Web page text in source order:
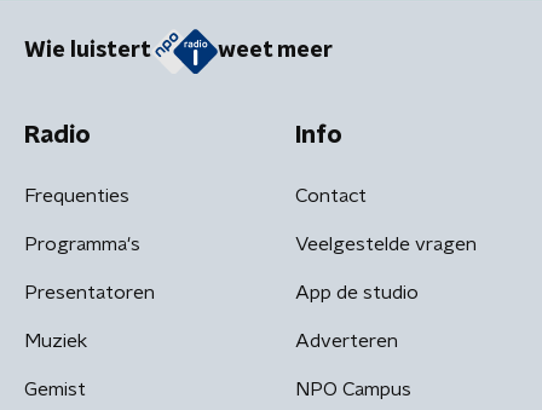
Wie luistert weet meer
Radio
Frequenties
Programma's
Presentatoren
Muziek
Gemist
Info
Contact
Veelgestelde vragen
App de studio
Adverteren
NPO Campus